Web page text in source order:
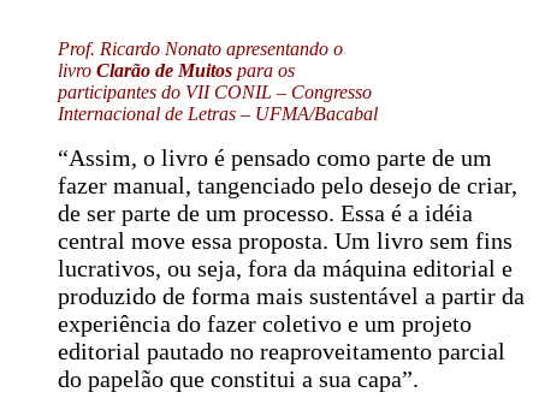
Prof. Ricardo Nonato apresentando o
livro Clarão de Muitos para os
participantes do VII CONIL – Congresso
Internacional de Letras – UFMA/Bacabal
“Assim, o livro é pensado como parte de um
fazer manual, tangenciado pelo desejo de criar,
de ser parte de um processo. Essa é a idéia
central move essa proposta. Um livro sem fins
lucrativos, ou seja, fora da máquina editorial e
produzido de forma mais sustentável a partir da
experiência do fazer coletivo e um projeto
editorial pautado no reaproveitamento parcial
do papelão que constitui a sua capa”.